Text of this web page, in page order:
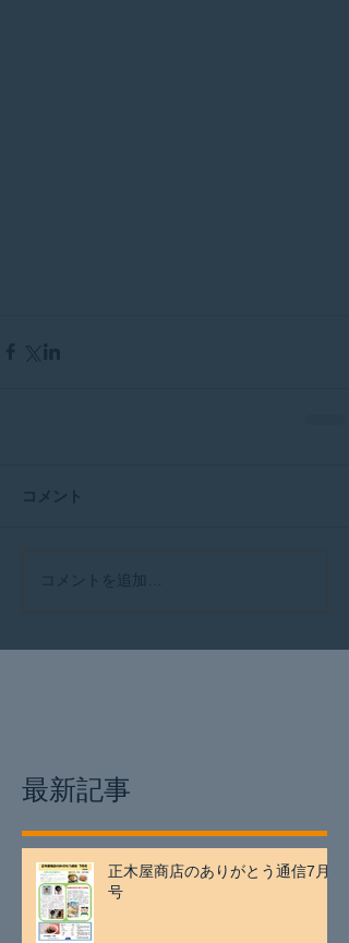
コメント
コメントを追加…
最新記事
正木屋商店のありがとう通信7月
号